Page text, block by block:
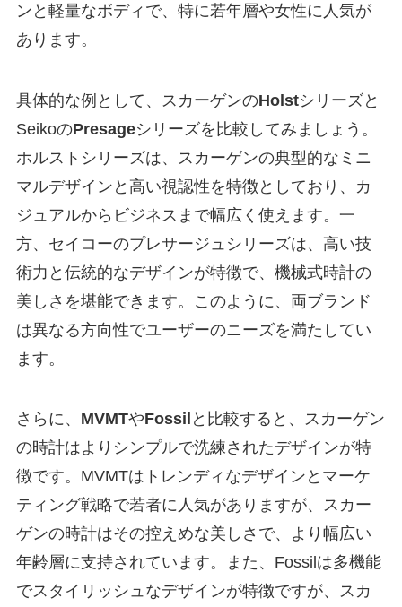
ンと軽量なボディで、特に若年層や女性に人気が
あります。
具体的な例として、スカーゲンのHolstシリーズと
SeikoのPresageシリーズを比較してみましょう。
ホルストシリーズは、スカーゲンの典型的なミニ
マルデザインと高い視認性を特徴としており、カ
ジュアルからビジネスまで幅広く使えます。一
方、セイコーのプレサージュシリーズは、高い技
術力と伝統的なデザインが特徴で、機械式時計の
美しさを堪能できます。このように、両ブランド
は異なる方向性でユーザーのニーズを満たしてい
ます。
さらに、 MVMTやFossil と比較すると、スカーゲン
の時計はよりシンプルで洗練されたデザインが特
徴です。MVMTはトレンディなデザインとマーケ
ティング戦略で若者に人気がありますが、スカー
ゲンの時計はその控えめな美しさで、より幅広い
年齢層に支持されています。また、Fossilは多機能
でスタイリッシュなデザインが特徴ですが、スカ